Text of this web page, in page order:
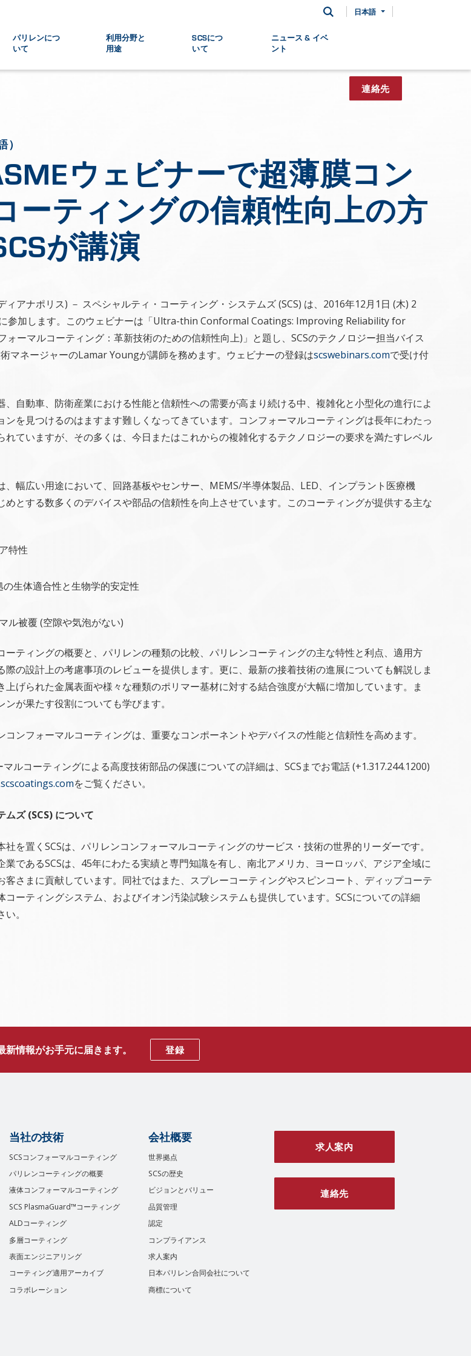
日本語
パリレンにつ
いて
利用分野と
用途
SCSにつ
いて
ニュース & イベ
ント
連絡先
ウェビナーで超薄膜コン
ーティングの信頼性向上の方
が講演
アナポリス) － スペシャルティ・コーティング・システムズ (SCS) は、2016年12月1日 (木) 2
参加します。このウェビナーは「Ultra-thin Conformal Coatings: Improving Reliability for
ーマルコーティング：革新技術のための信頼性向上)」と題し、SCSのテクノロジー担当バイス
マネージャーのLamar Youngが講師を務めます。ウェビナーの登録はscswebinars.comで受け付
自動車、防衛産業における性能と信頼性への需要が高まり続ける中、複雑化と小型化の進行によ
ンを見つけるのはますます難しくなってきています。コンフォーマルコーティングは長年にわたっ
れていますが、その多くは、今日またはこれからの複雑化するテクノロジーの要求を満たすレベル
幅広い用途において、回路基板やセンサー、MEMS/半導体製品、LED、インプラント医療機
とする数多くのデバイスや部品の信頼性を向上させています。このコーティングが提供する主な
特性
生体適合性と生物学的安定性
ル被覆 (空隙や気泡がない)
ーティングの概要と、パリレンの種類の比較、パリレンコーティングの主な特性と利点、適用方
の設計上の考慮事項のレビューを提供します。更に、最新の接着技術の進展についても解説しま
げられた金属表面や様々な種類のポリマー基材に対する結合強度が大幅に増加しています。ま
が果たす役割についても学びます。
ンフォーマルコーティングは、重要なコンポーネントやデバイスの性能と信頼性を高めます。
ルコーティングによる高度技術部品の保護についての詳細は、SCSまでお電話 (+1.317.244.1200)
をご覧ください。
ムズ(SCS) について
を置くSCSは、パリレンコンフォーマルコーティングのサービス・技術の世界的リーダーです。
であるSCSは、45年にわたる実績と専門知識を有し、南北アメリカ、ヨーロッパ、アジア全域に
さまに貢献しています。同社ではまた、スプレーコーティングやスピンコート、ディップコーテ
ーティングシステム、およびイオン汚染試験システムも提供しています。SCSについての詳細
。
新情報がお手元に届きます。 登録
当社の技術
SCSコンフォーマルコーティング
パリレンコーティングの概要
液体コンフォーマルコーティング
SCS PlasmaGuard™コーティング
ALDコーティング
多層コーティング
表面エンジニアリング
コーティング適用アーカイブ
コラボレーション
会社概要
世界拠点
SCSの歴史
ビジョンとバリュー
品質管理
認定
コンプライアンス
求人案内
日本パリレン合同会社について
商標について
求人案内
連絡先